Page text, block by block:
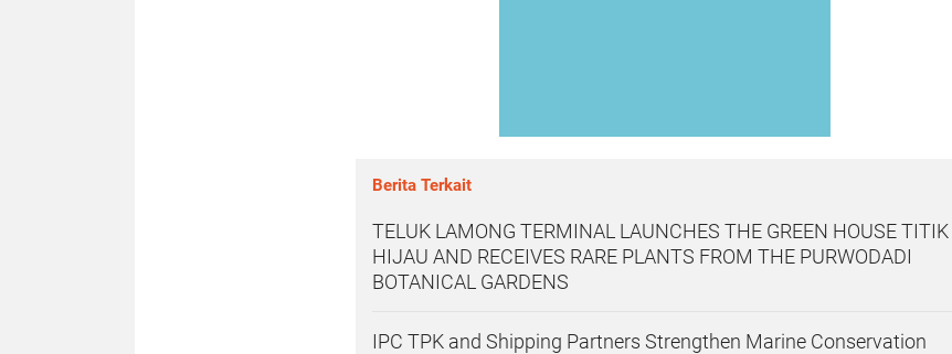
Berita Terkait
TELUK LAMONG TERMINAL LAUNCHES THE GREEN HOUSE TITIK
HIJAU AND RECEIVES RARE PLANTS FROM THE PURWODADI
BOTANICAL GARDENS
IPC TPK and Shipping Partners Strengthen Marine Conservation